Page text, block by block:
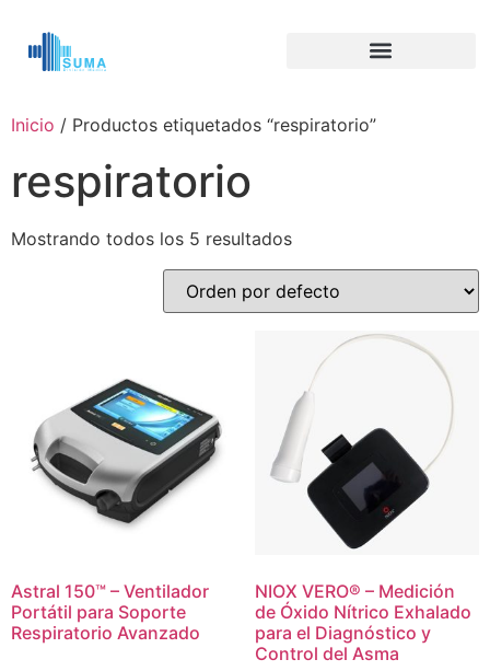
Inicio / Productos etiquetados “respiratorio”
respiratorio
Mostrando todos los 5 resultados
Astral 150™ – Ventilador
Portátil para Soporte
Respiratorio Avanzado
NIOX VERO® – Medición
de Óxido Nítrico Exhalado
para el Diagnóstico y
Control del Asma